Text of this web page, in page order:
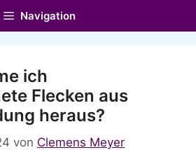
Navigation
ich
Flecken aus
heraus?
von Clemens Meyer